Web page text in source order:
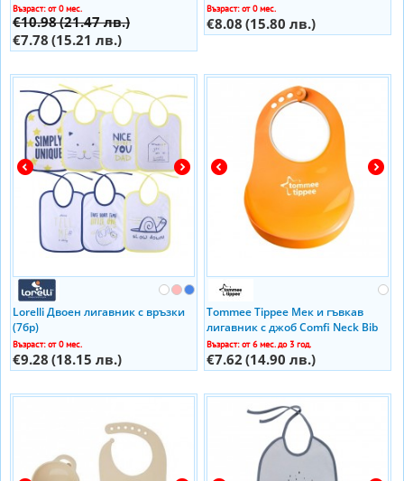
Възраст: от 0 мес.
€10.98(21.47 лв.)
€7.78 (15.21 лв.)
Възраст: от 0 мес.
€8.08 (15.80 лв.)
Lorelli Двоен лигавник с връзки
(7бр)
Възраст: от 0 мес.
€9.28 (18.15 лв.)
Tommee Tippee Мек и гъвкав
лигавник с джоб Comfi Neck Bib
Възраст: от 6 мес. до 3 год.
€7.62 (14.90 лв.)